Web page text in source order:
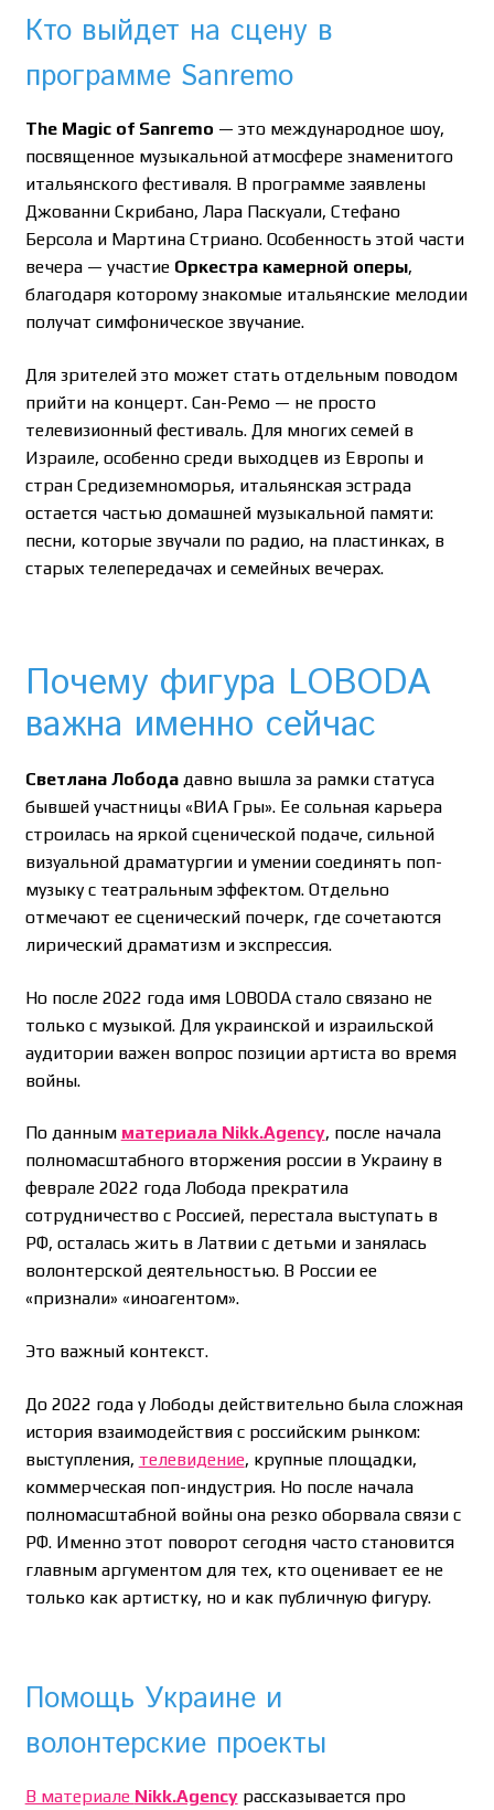
Кто выйдет на сцену в
программе Sanremo
The Magic of Sanremo — это международное шоу,
посвященное музыкальной атмосфере знаменитого
итальянского фестиваля. В программе заявлены
Джованни Скрибано, Лара Паскуали, Стефано
Берсола и Мартина Стриано. Особенность этой части
вечера — участие Оркестра камерной оперы,
благодаря которому знакомые итальянские мелодии
получат симфоническое звучание.
Для зрителей это может стать отдельным поводом
прийти на концерт. Сан-Ремо — не просто
телевизионный фестиваль. Для многих семей в
Израиле, особенно среди выходцев из Европы и
стран Средиземноморья, итальянская эстрада
остается частью домашней музыкальной памяти:
песни, которые звучали по радио, на пластинках, в
старых телепередачах и семейных вечерах.
Почему фигура LOBODA
важна именно сейчас
Светлана Лободадавно вышла за рамки статуса
бывшей участницы «ВИА Гры». Ее сольная карьера
строилась на яркой сценической подаче, сильной
визуальной драматургии и умении соединять поп-
музыку с театральным эффектом. Отдельно
отмечают ее сценический почерк, где сочетаются
лирический драматизм и экспрессия.
Но после 2022 года имя LOBODA стало связано не
только с музыкой. Для украинской и израильской
аудитории важен вопрос позиции артиста во время
войны.
По данным материала Nikk.Agency, после начала
полномасштабного вторжения россии в Украину в
феврале 2022 года Лобода прекратила
сотрудничество с Россией, перестала выступать в
РФ, осталась жить в Латвии с детьми и занялась
волонтерской деятельностью. В России ее
«признали» «иноагентом».
Это важный контекст.
До 2022 года у Лободы действительно была сложная
история взаимодействия с российским рынком:
выступления, телевидение, крупные площадки,
коммерческая поп-индустрия. Но после начала
полномасштабной войны она резко оборвала связи с
РФ. Именно этот поворот сегодня часто становится
главным аргументом для тех, кто оценивает ее не
только как артистку, но и как публичную фигуру.
Помощь Украине и
волонтерские проекты
В материале Nikk.Agencyрассказывается про